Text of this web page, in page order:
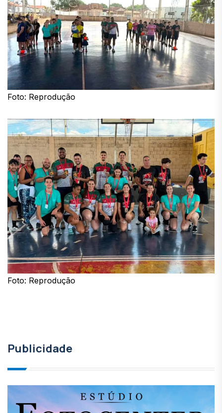
Foto: Reprodução
Foto: Reprodução
Publicidade